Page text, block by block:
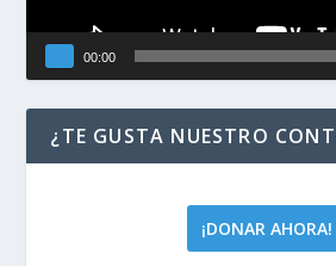
00:00
¿TE GUSTA NUESTRO
¡DONAR AHORA!